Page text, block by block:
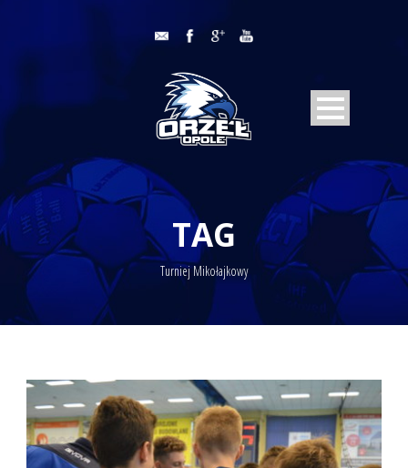
TAG
Turniej Mikołajkowy